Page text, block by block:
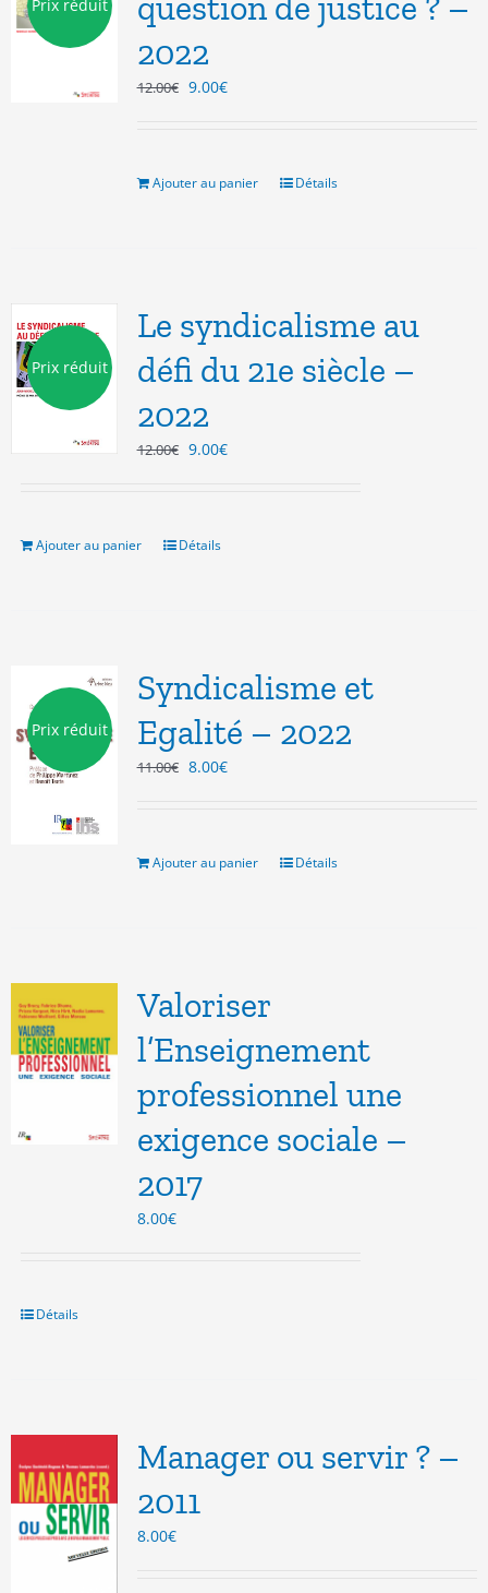
Prix réduit
2022
12.00€ Le
12.00€.
9.00€Le
9.00€.
Ajouter au panier Détails
Prix réduit
Le syndicalisme au
défi du 21e siècle –
2022
12.00€ Le
12.00€.
9.00€Le
Ajouter au panier Détails
Prix réduit
Syndicalisme et
Egalité – 2022
11.00€ Le
11.00€.
8.00€Le
8.00€.
Ajouter au panier Détails
Valoriser
l’Enseignement
professionnel une
exigence sociale –
2017
8.00€
Détails
Manager ou servir ? –
2011
8.00€